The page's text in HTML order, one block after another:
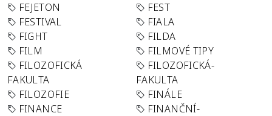
FEJETON
FEST
FESTIVAL
FIALA
FIGHT
FILDA
FILM
FILMOVÉ TIPY
FILOZOFICKÁ
FAKULTA
FILOZOFICKÁ-
FAKULTA
FILOZOFIE
FINÁLE
FINANCE
FINANČNÍ-